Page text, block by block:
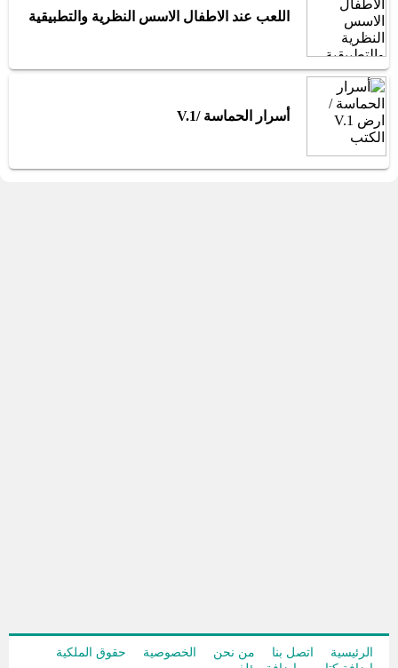
اللعب عند الاطفال الاسس النظرية والتطبيقية
أسرار الحماسة /‪‪‪‪‪‪‪ V.1
الرئيسية اتصل بنا من نحن الخصوصية
حقوق الملكية